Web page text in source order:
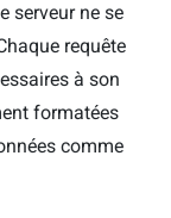
serveur ne se
requête
à son
formatées
comme